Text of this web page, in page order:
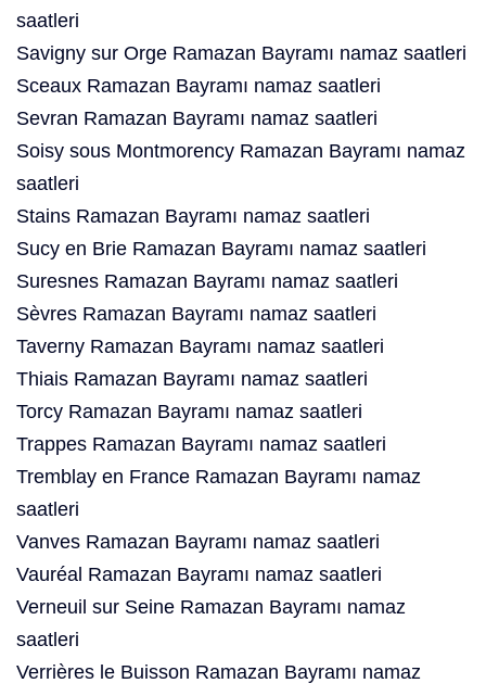
saatleri
Savigny sur Orge Ramazan Bayramı namaz saatleri
Sceaux Ramazan Bayramı namaz saatleri
Sevran Ramazan Bayramı namaz saatleri
Soisy sous Montmorency Ramazan Bayramı namaz
saatleri
Stains Ramazan Bayramı namaz saatleri
Sucy en Brie Ramazan Bayramı namaz saatleri
Suresnes Ramazan Bayramı namaz saatleri
Sèvres Ramazan Bayramı namaz saatleri
Taverny Ramazan Bayramı namaz saatleri
Thiais Ramazan Bayramı namaz saatleri
Torcy Ramazan Bayramı namaz saatleri
Trappes Ramazan Bayramı namaz saatleri
Tremblay en France Ramazan Bayramı namaz
saatleri
Vanves Ramazan Bayramı namaz saatleri
Vauréal Ramazan Bayramı namaz saatleri
Verneuil sur Seine Ramazan Bayramı namaz
saatleri
Verrières le Buisson Ramazan Bayramı namaz